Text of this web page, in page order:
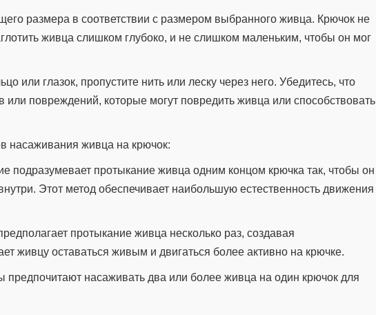
размера в соответствии с размером выбранного живца. Крючок не
живца слишком глубоко, и не слишком маленьким, чтобы он мог
или глазок, пропустите нить или леску через него. Убедитесь, что
или повреждений, которые могут повредить живца или способствовать
насаживания живца на крючок:
подразумевает протыкание живца одним концом крючка так, чтобы он
Этот метод обеспечивает наибольшую естественность движения
протыкание живца несколько раз, создавая
живцу оставаться живым и двигаться более активно на крючке.
насаживать два или более живца на один крючок для